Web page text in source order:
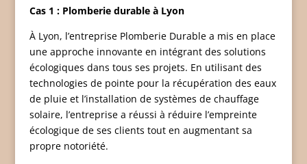
Cas 1 : Plomberie durable à Lyon
À Lyon, l’entreprise Plomberie Durable a mis en place
une approche innovante en intégrant des solutions
écologiques dans tous ses projets. En utilisant des
technologies de pointe pour la récupération des eaux
de pluie et l’installation de systèmes de chauffage
solaire, l’entreprise a réussi à réduire l’empreinte
écologique de ses clients tout en augmentant sa
propre notoriété.